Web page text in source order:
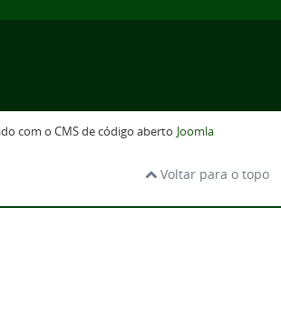
com o CMS de código aberto Joomla
Voltar para o topo